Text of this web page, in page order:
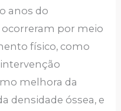
anos do
ocorreram por meio
físico, como
melhora da
densidade óssea, e